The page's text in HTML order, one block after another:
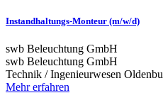
Instandhaltungs-Monteur (m/w/d)
swb Beleuchtung GmbH
swb Beleuchtung GmbH
Technik / Ingenieurwesen
Mehr erfahren